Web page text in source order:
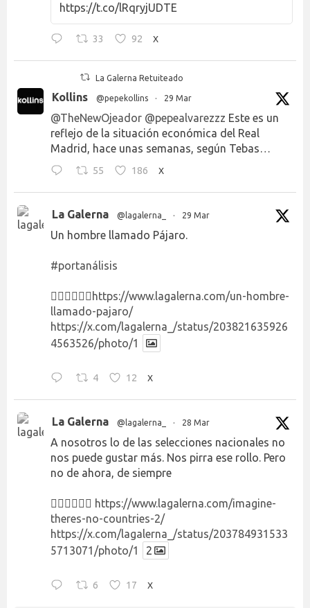
https://t.co/lRqryjUDTE
33 92 X
La Galerna Retuiteado
Kollins @pepekollins · 29 Mar
@TheNewOjeador @pepealvarezzz Este es un
reflejo de la situación económica del Real
Madrid, hace unas semanas, según Tebas…
55 186 X
La Galerna @lagalerna_ · 29 Mar
Un hombre llamado Pájaro.
#portanálisis
👉🏻👉🏻👉🏻 https://www.lagalerna.com/un-hombre-
llamado-pajaro/
https://x.com/lagalerna_/status/203821635926
4563526/photo/1
4 12 X
La Galerna @lagalerna_ · 28 Mar
A nosotros lo de las selecciones nacionales no
nos puede gustar más. Nos pirra ese rollo. Pero
no de ahora, de siempre
👉🏻👉🏻👉🏻 https://www.lagalerna.com/imagine-
theres-no-countries-2/
https://x.com/lagalerna_/status/203784931533
5713071/photo/1
2
6 17 X